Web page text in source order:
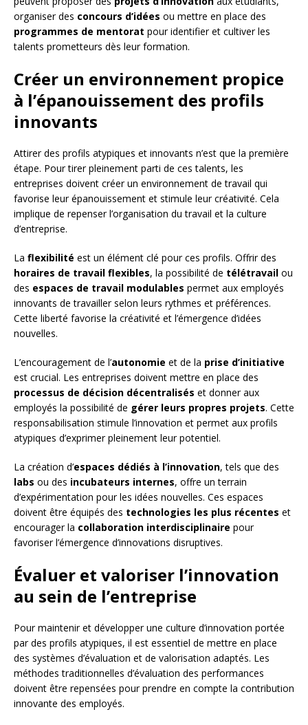
organiser des concours d’idées ou mettre en place des
programmes de mentorat pour identifier et cultiver les
talents prometteurs dès leur formation.
Créer un environnement propice
à l’épanouissement des profils
innovants
Attirer des profils atypiques et innovants n’est que la première
étape. Pour tirer pleinement parti de ces talents, les
entreprises doivent créer un environnement de travail qui
favorise leur épanouissement et stimule leur créativité. Cela
implique de repenser l’organisation du travail et la culture
d’entreprise.
La flexibilité est un élément clé pour ces profils. Offrir des
horaires de travail flexibles, la possibilité de télétravail ou
des espaces de travail modulables permet aux employés
innovants de travailler selon leurs rythmes et préférences.
Cette liberté favorise la créativité et l’émergence d’idées
nouvelles.
L’encouragement de l’autonomie et de la prise d’initiative
est crucial. Les entreprises doivent mettre en place des
processus de décision décentralisés et donner aux
employés la possibilité de gérer leurs propres projets. Cette
responsabilisation stimule l’innovation et permet aux profils
atypiques d’exprimer pleinement leur potentiel.
La création d’espaces dédiés à l’innovation, tels que des
labs ou des incubateurs internes, offre un terrain
d’expérimentation pour les idées nouvelles. Ces espaces
doivent être équipés des technologies les plus récentes et
encourager la collaboration interdisciplinaire pour
favoriser l’émergence d’innovations disruptives.
Évaluer et valoriser l’innovation
au sein de l’entreprise
Pour maintenir et développer une culture d’innovation portée
par des profils atypiques, il est essentiel de mettre en place
des systèmes d’évaluation et de valorisation adaptés. Les
méthodes traditionnelles d’évaluation des performances
doivent être repensées pour prendre en compte la contribution
innovante des employés.